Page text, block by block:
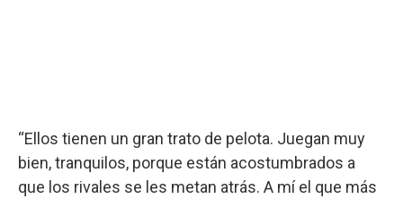
“Ellos tienen un gran trato de pelota. Juegan muy
bien, tranquilos, porque están acostumbrados a
que los rivales se les metan atrás. A mí el que más